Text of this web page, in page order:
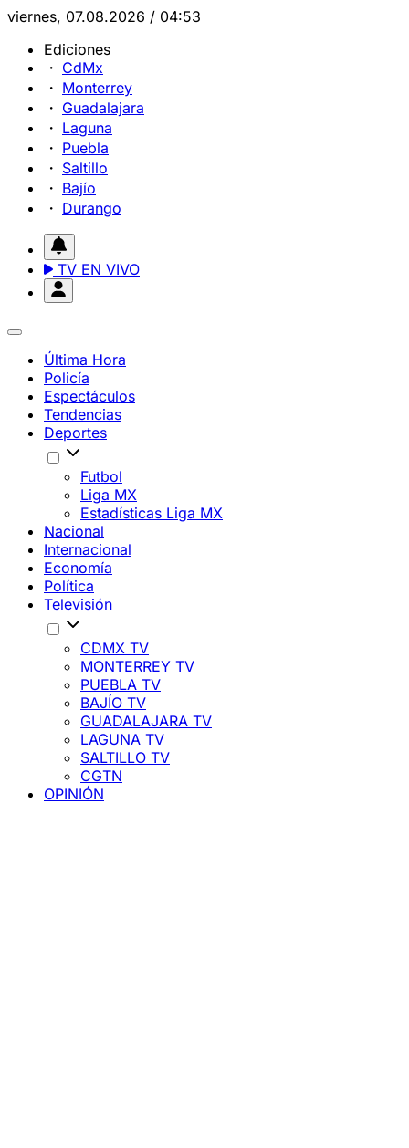
viernes, 07.08.2026 / 04:53
Ediciones
CdMx
Monterrey
Guadalajara
Laguna
Puebla
Saltillo
Bajío
Durango
TV EN VIVO
Última Hora
Policía
Espectáculos
Tendencias
Deportes
Futbol
Liga MX
Estadísticas Liga MX
Nacional
Internacional
Economía
Política
Televisión
CDMX TV
MONTERREY TV
PUEBLA TV
BAJÍO TV
GUADALAJARA TV
LAGUNA TV
SALTILLO TV
CGTN
OPINIÓN